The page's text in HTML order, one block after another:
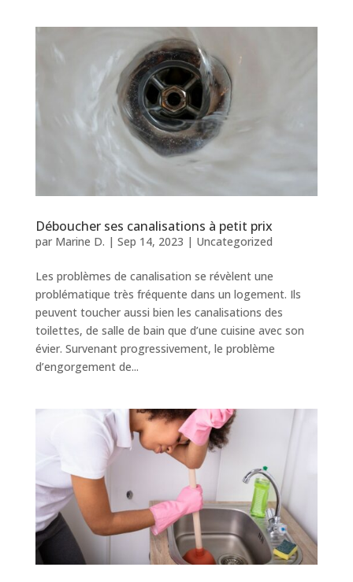
Déboucher ses canalisations à petit prix
par Marine D. | Sep 14, 2023 | Uncategorized
Les problèmes de canalisation se révèlent une
problématique très fréquente dans un logement. Ils
peuvent toucher aussi bien les canalisations des
toilettes, de salle de bain que d’une cuisine avec son
évier. Survenant progressivement, le problème
d’engorgement de...